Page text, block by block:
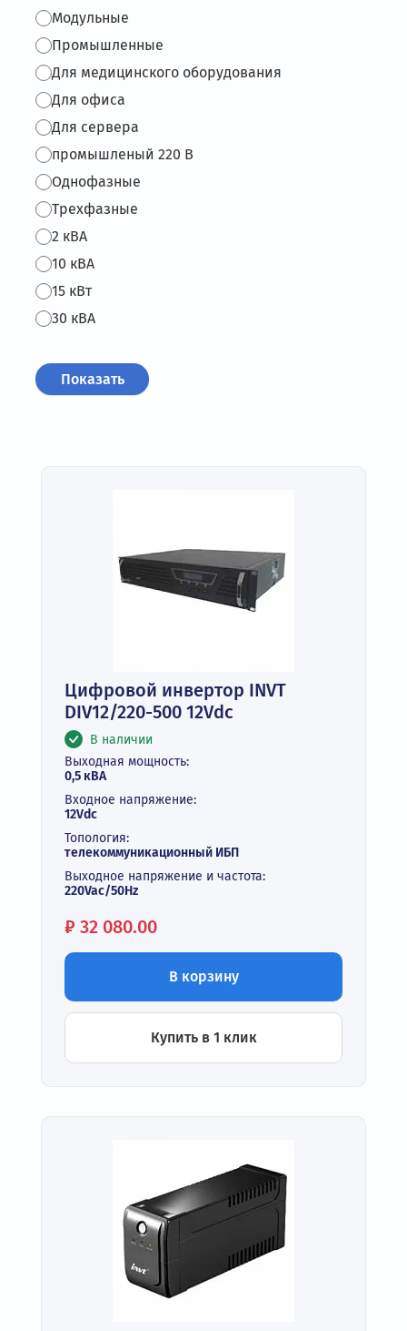
Модульные
Промышленные
Для медицинского оборудования
Для офиса
Для сервера
промышленый 220 В
Однофазные
Трехфазные
2 кВА
10 кВА
15 кВт
30 кВА
Цифровой инвертор INVT
DIV12/220-500 12Vdc
В наличии
Выходная мощность:
0,5 кВА
Входное напряжение:
12Vdc
Топология:
телекоммуникационный ИБП
Выходное напряжение и частота:
220Vac/50Hz
Цена:
₽ 32 080.00
В корзину
Купить в 1 клик